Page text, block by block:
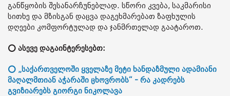
განწყობის შესანარჩუნებლად. სწორი კვება, საკმარისი
სითხე და მზისგან დაცვა დაგეხმარებათ ზაფხულის
დღეები კომფორტულად და ჯანმრთელად გაატაროთ.
⭕ ასევე დაგაინტერესებთ:
⭕ „საქართველოში ყველაზე მეტი ხანდაზმული ადამიანი
მაღალმთიან აჭარაში ცხოვრობს“ - რა კადრებს
გვიზიარებს გიორგი ნიკოლავა